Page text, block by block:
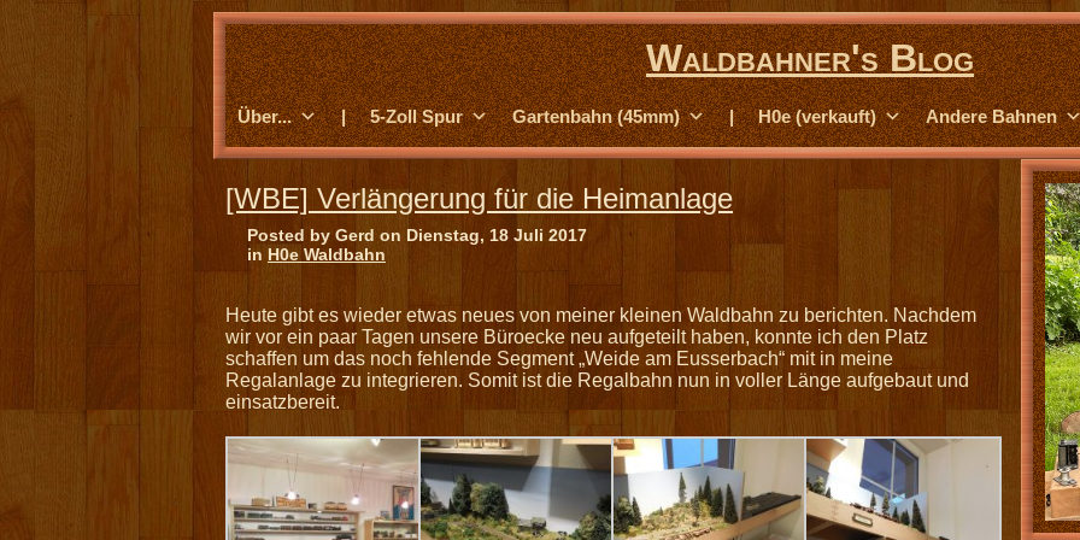
Waldbahner's Blog
Über... | 5-Zoll Spur Gartenbahn (45mm) | H0e (verkauft) Andere Bahnen
[WBE] Verlängerung für die Heimanlage
Posted by Gerd on Dienstag, 18 Juli 2017
in H0e Waldbahn
Heute gibt es wieder etwas neues von meiner kleinen Waldbahn zu berichten. Nachdem
wir vor ein paar Tagen unsere Büroecke neu aufgeteilt haben, konnte ich den Platz
schaffen um das noch fehlende Segment „Weide am Eusserbach“ mit in meine
Regalanlage zu integrieren. Somit ist die Regalbahn nun in voller Länge aufgebaut und
einsatzbereit.